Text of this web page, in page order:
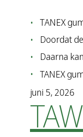
TANEX
Doordat
Daarna
TANEX
juni 5, 2026